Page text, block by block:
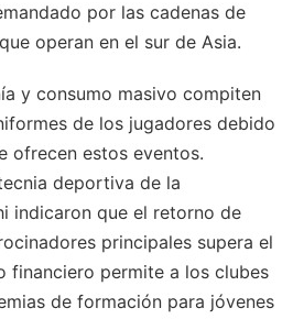
por las cadenas de
operan en el sur de Asia.
y consumo masivo compiten
de los jugadores debido
ofrecen estos eventos.
deportiva de la
indicaron que el retorno de
principales supera el
financiero permite a los clubes
de formación para jóvenes